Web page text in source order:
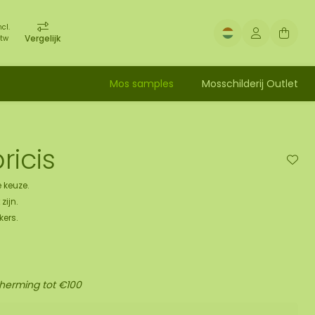
Vergelijk
Mos samples Mosschilderij Outlet
tot €100